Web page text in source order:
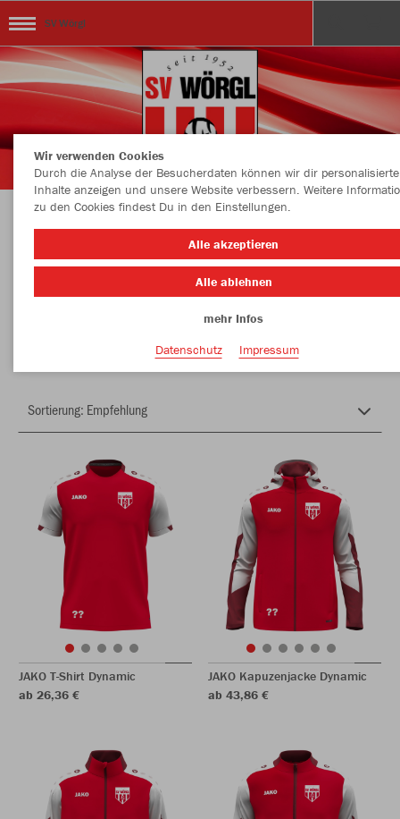
SV Wörgl
Herzlich Willkommen im SV Wörgl Teamshop
Hier findet ihr die aktuelle Teamkollektion
Farbe
JAKO T-Shirt Dynamic
ab 26,36 €
JAKO Kapuzenjacke Dynamic
ab 43,86 €
Wir verwenden Cookies
Durch die Analyse der Besucherdaten können wir dir personalisierte
Inhalte anzeigen und unsere Website verbessern. Weitere
zu den Cookies findest Du in den Einstellungen.
Alle akzeptieren
Alle ablehnen
mehr Infos
Datenschutz
Impressum